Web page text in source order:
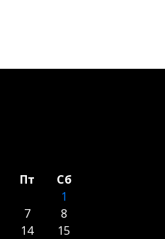
Пт
Сб
1
7
8
14
15